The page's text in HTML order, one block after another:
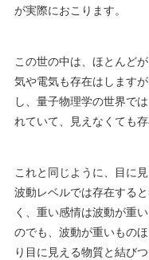
が実際におこります。
この世の中は、ほとんど
気や電気も存在はします
し、量子物理学の世界で
れていて、見えなくても
これと同じように、目に
波動レベルでは存在する
く、重い感情は波動が重
のでも、波動が重いもの
り目に見える物質と結び